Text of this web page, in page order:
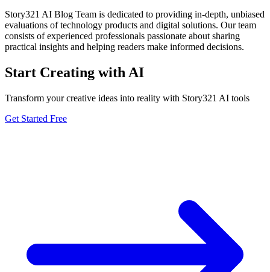
Story321 AI Blog Team is dedicated to providing in-depth, unbiased
evaluations of technology products and digital solutions. Our team
consists of experienced professionals passionate about sharing
practical insights and helping readers make informed decisions.
Start Creating with AI
Transform your creative ideas into reality with Story321 AI tools
Get Started Free